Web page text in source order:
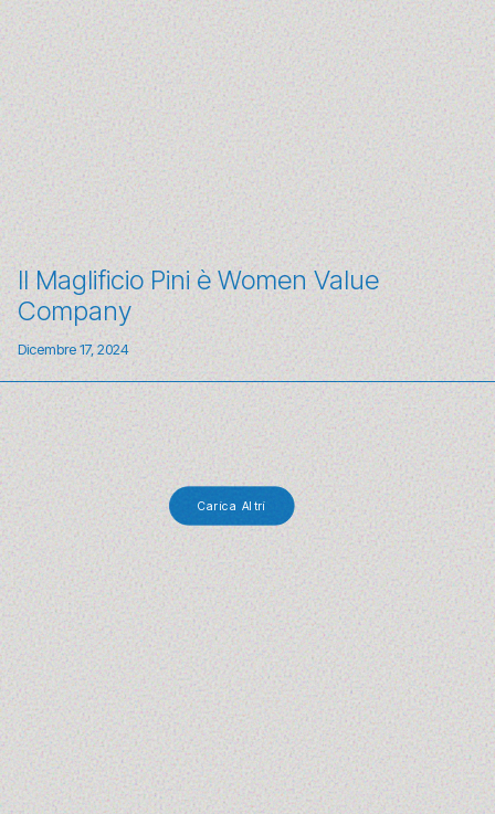
Il Maglificio Pini è Women Value
Company
Dicembre 17, 2024
Carica Altri